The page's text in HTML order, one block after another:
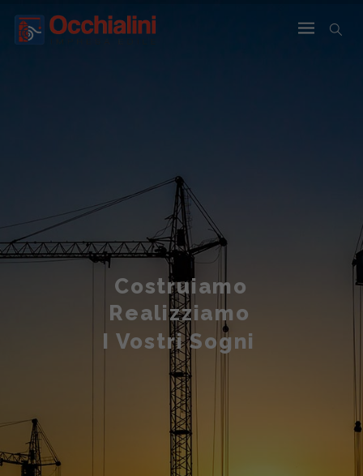
Costruiamo
Realizziamo
I Vostri Sogni